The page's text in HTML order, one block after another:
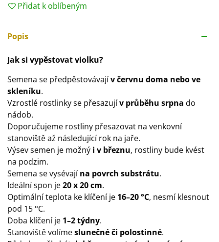
Přidat k oblíbeným
Popis
Jak si vypěstovat violku?
Semena se předpěstovávajív červnu doma nebo ve
skleníku.
Vzrostlé rostlinky se přesazujív průběhu srpna do
nádob.
Doporučujeme rostliny přesazovat na venkovní
stanoviště až následující rok na jaře.
Výsev semen je možný i v březnu, rostliny bude kvést
na podzim.
Semena se vysévajína povrch substrátu.
Ideální spon je20 x 20 cm.
Optimální teplota ke klíčení je 16–20 °C, nesmí klesnout
pod 15 °C.
Doba klíčení je 1–2 týdny.
Stanoviště volímeslunečné či polostinné.